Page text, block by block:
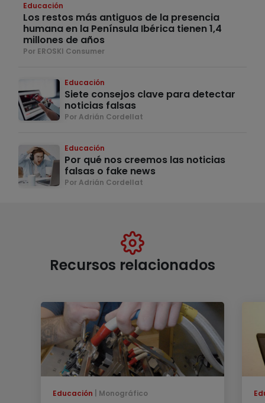
Educación
Los restos más antiguos de la presencia
humana en la Península Ibérica tienen 1,4
millones de años
Por EROSKI Consumer
Educación
Siete consejos clave para detectar
noticias falsas
Por Adrián Cordellat
Educación
Por qué nos creemos las noticias
falsas o fake news
Por Adrián Cordellat
Recursos relacionados
Educación Monográfico